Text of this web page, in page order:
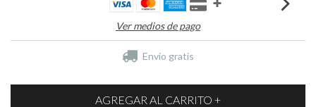
Ver medios de pago
Envío gratis